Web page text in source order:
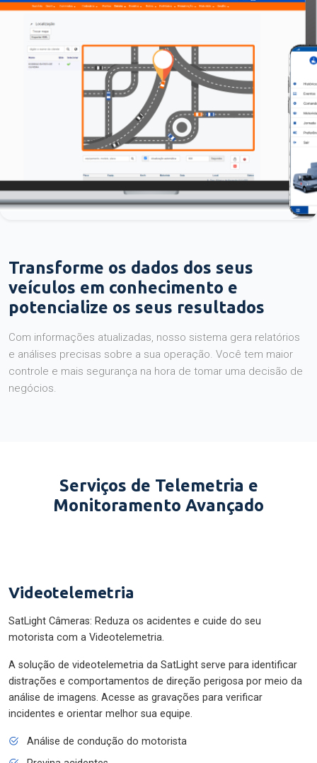
Transforme os dados dos seus
veículos em conhecimento e
potencialize os seus resultados
Com informações atualizadas, nosso sistema gera relatórios
e análises precisas sobre a sua operação. Você tem maior
controle e mais segurança na hora de tomar uma decisão de
negócios.
Serviços de Telemetria e
Monitoramento Avançado
Videotelemetria
SatLight Câmeras: Reduza os acidentes e cuide do seu
motorista com a Videotelemetria.
A solução de videotelemetria da SatLight serve para identificar
distrações e comportamentos de direção perigosa por meio da
análise de imagens. Acesse as gravações para verificar
incidentes e orientar melhor sua equipe.
Análise de condução do motorista